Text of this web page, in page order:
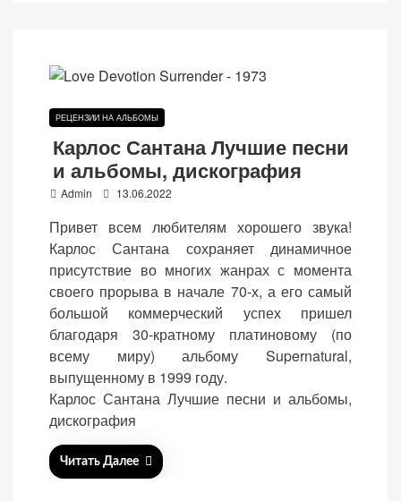
РЕЦЕНЗИИ НА АЛЬБОМЫ
Карлос Сантана Лучшие песни
и альбомы, дискография
Admin
s
e
d
n
13.06.2022
Привет всем любителям хорошего звука!
Карлос Сантана сохраняет динамичное
присутствие во многих жанрах с момента
своего прорыва в начале 70-х, а его самый
большой коммерческий успех пришел
благодаря 30-кратному платиновому (по
всему миру) альбому Supernatural,
выпущенному в 1999 году.
Карлос Сантана Лучшие песни и альбомы,
дискография
Читать Далее